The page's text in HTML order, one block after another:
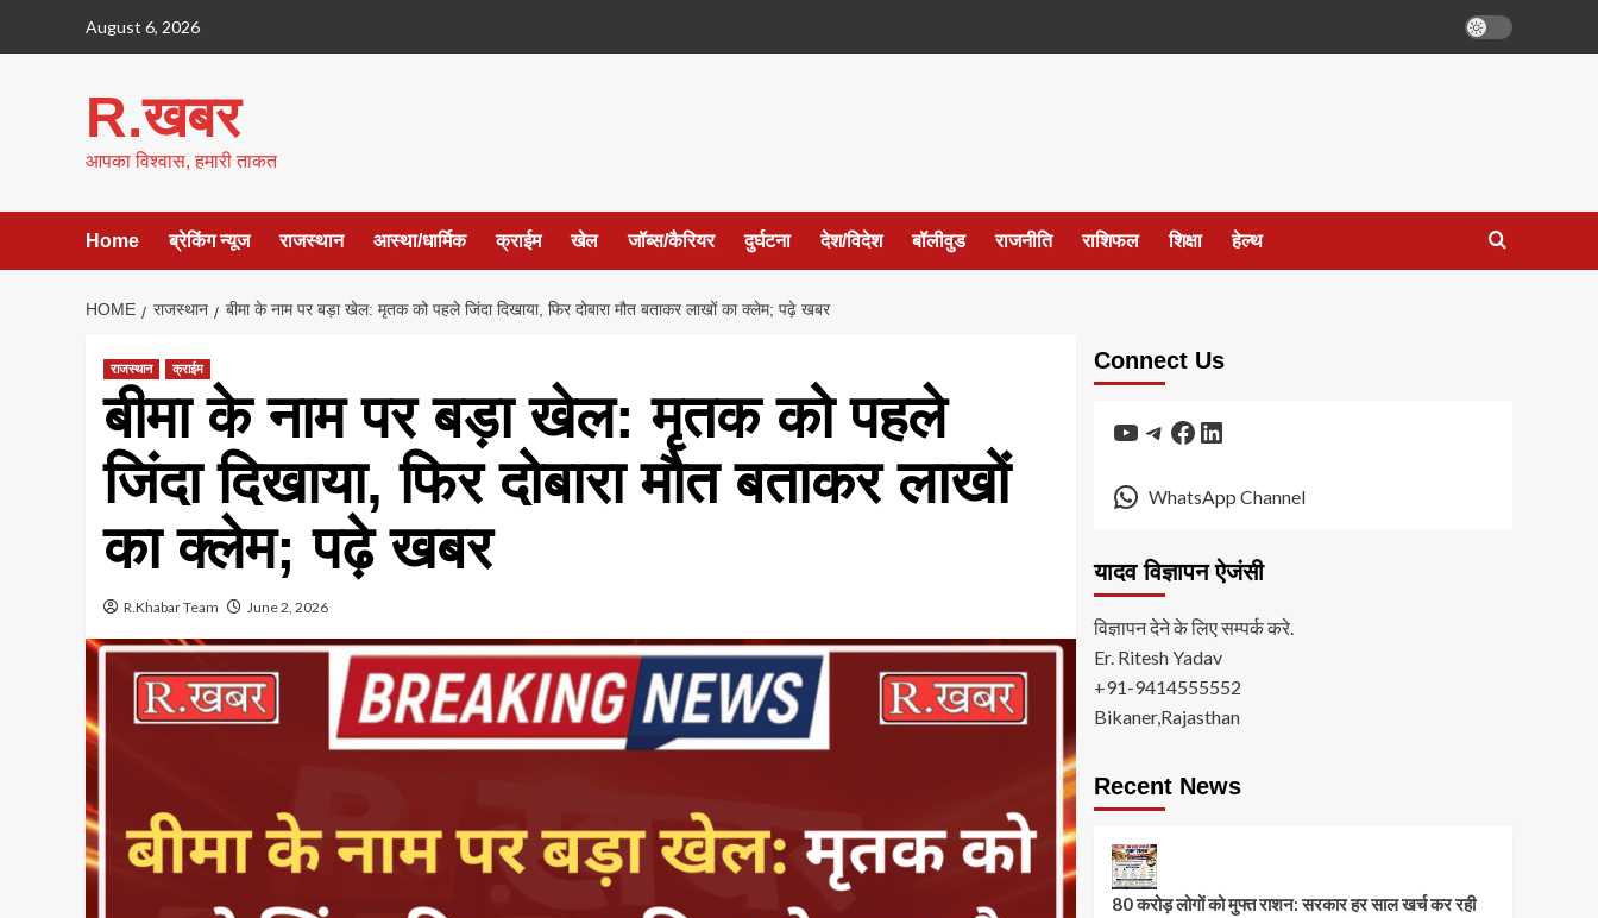
August 6, 2026
R.खबर
आपका विश्वास, हमारी ताकत
Home ब्रेकिंग न्यूज राजस्थान आस्था/धार्मिक क्राईम खेल जॉब्स/कैरियर दुर्घटना देश/विदेश बॉलीवुड राजनीति राशिफल शिक्षा हेल्थ
HOME राजस्थान बीमा के नाम पर बड़ा खेल: मृतक को पहले जिंदा दिखाया, फिर दोबारा मौत बताकर लाखों का क्लेम; पढ़े खबर
राजस्थान क्राईम
बीमा के नाम पर बड़ा खेल: मृतक को पहले
जिंदा दिखाया, फिर दोबारा मौत बताकर लाखों
का क्लेम; पढ़े खबर
R.Khabar Team June 2, 2026
Connect Us
YouTube
Telegram
Facebook
LinkedIn
WhatsApp Channel
यादव विज्ञापन ऐजंसी
विज्ञापन देने के लिए सम्पर्क करे.
Er. Ritesh Yadav
+91-9414555552
Bikaner,Rajasthan
Recent News
80 करोड़ लोगों को मुफ्त राशन: सरकार हर साल खर्च कर रही